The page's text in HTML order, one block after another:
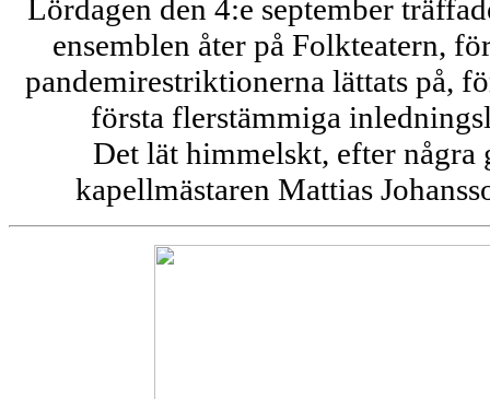
Lördagen den 4:e september
ensemblen åter på Folkteatern,
pandemirestriktionerna lättats på,
första flerstämmiga
Det lät himmelskt, efter några
kapellmästaren Mattias